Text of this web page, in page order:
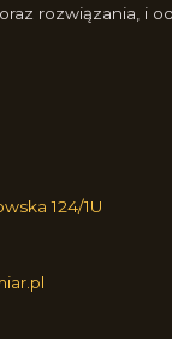
rozwiązania, i
124/1U